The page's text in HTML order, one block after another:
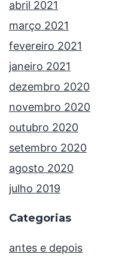
abril 2021
março 2021
fevereiro 2021
janeiro 2021
dezembro 2020
novembro 2020
outubro 2020
setembro 2020
agosto 2020
julho 2019
Categorias
antes e depois